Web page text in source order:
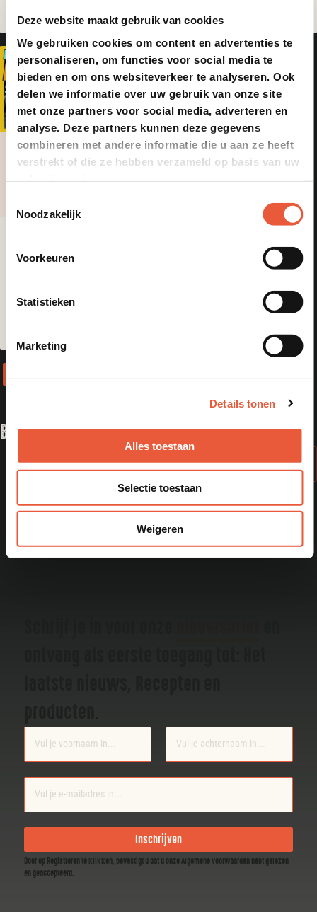
Deze website maakt gebruik van cookies
We gebruiken cookies om content en advertenties te
personaliseren, om functies voor social media te
bieden en om ons websiteverkeer te analyseren. Ook
delen we informatie over uw gebruik van onze site
met onze partners voor social media, adverteren en
analyse. Deze partners kunnen deze gegevens
combineren met andere informatie die u aan ze heeft
verstrekt of die ze hebben verzameld op basis van uw
Noodzakelijk
Voorkeuren
Statistieken
Marketing
Details tonen
Alles toestaan
Selectie toestaan
Weigeren
27 februari, 2025
houtskool kan je nou het
BEKIJK ONZE RECEPTEN
Bekijk alle recepten
Section
Inschrijven
Door op Registreren te klikken, bevestigt u dat u onze Algemene Voorwaarden hebt gelezen
en geaccepteerd.